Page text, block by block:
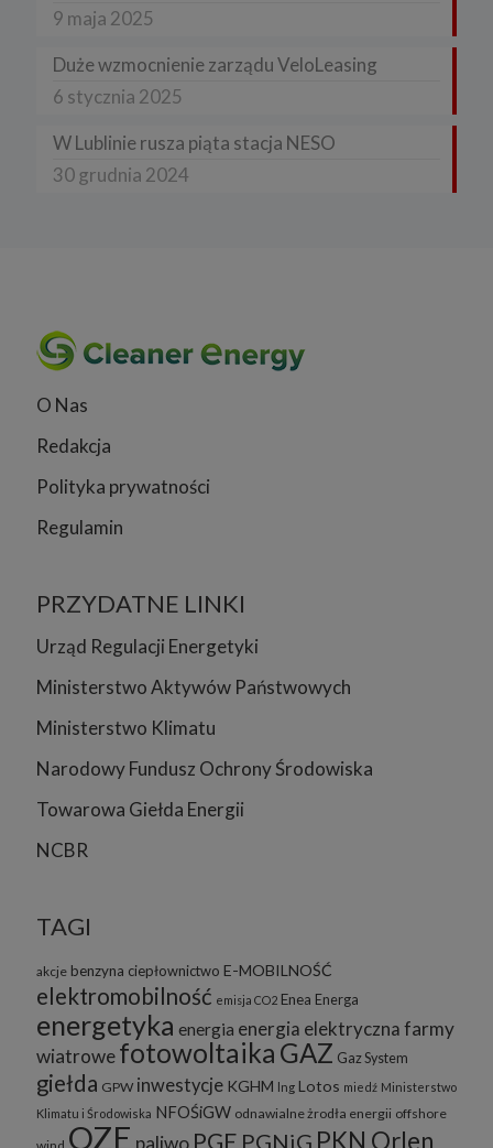
9 maja 2025
Duże wzmocnienie zarządu VeloLeasing
6 stycznia 2025
W Lublinie rusza piąta stacja NESO
30 grudnia 2024
O Nas
Redakcja
Polityka prywatności
Regulamin
PRZYDATNE LINKI
Urząd Regulacji Energetyki
Ministerstwo Aktywów Państwowych
Ministerstwo Klimatu
Narodowy Fundusz Ochrony Środowiska
Towarowa Giełda Energii
NCBR
TAGI
akcje benzyna ciepłownictwo E-MOBILNOŚĆ
elektromobilność emisja CO2 Enea Energa
energetyka energia energia elektrycznafarmy
wiatrowefotowoltaika GAZ Gaz System
giełda GPW inwestycje KGHM lng Lotos miedź Ministerstwo
Klimatu i Środowiska NFOŚiGW odnawialne żrodła energii offshore
OZE paliwo PGE PGNiG PKN Orlen